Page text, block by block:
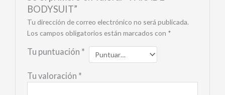
BODYSUIT”
Tu dirección de correo electrónico no será publicada.
Los campos obligatorios están marcados con *
Tu puntuación *
Tu valoración *